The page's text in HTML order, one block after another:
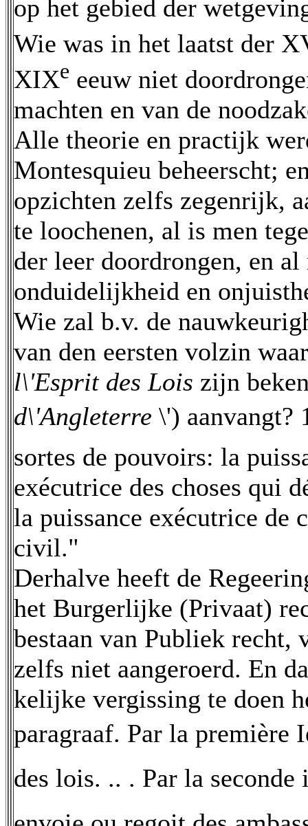
op het gebied der
Wie was in het laatst der
XIXe eeuw niet
machten en van de
Alle theorie en practijk
Montesquieu beheerscht;
opzichten zelfs zegenrijk,
te loochenen, al is men
der leer doordrongen, en
onduidelijkheid en
Wie zal b.v. de
van den eersten volzin
l\'Esprit des Lois zijn
d\'Angleterre \') aanvangt?
sortes de pouvoirs: la
exécutrice des choses qui
la puissance exécutrice de
civil."
Derhalve heeft de
het Burgerlijke (Privaat)
bestaan van Publiek
zelfs niet aangeroerd. En
kelijke vergissing te doen
paragraaf. Par la
des lois. .. . Par la